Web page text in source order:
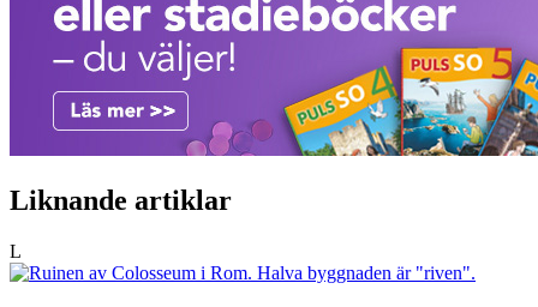
Liknande artiklar
L